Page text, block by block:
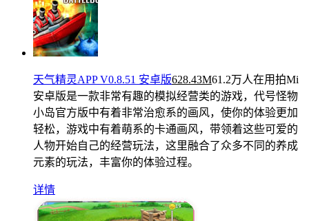
天气精灵APP V0.8.51 安卓版628.43M61.2万人在用拍Mi
安卓版是一款非常有趣的模拟经营类的游戏，代号怪物
小岛官方版中有着非常治愈系的画风，使你的体验更加
轻松，游戏中有着萌系的卡通画风，带领着这些可爱的
人物开始自己的经营玩法，这里融合了众多不同的养成
元素的玩法，丰富你的体验过程。
详情